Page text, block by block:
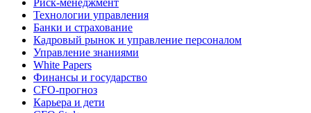
Риск-менеджмент
Технологии управления
Банки и страхование
Кадровый рынок и управление персоналом
Управление знаниями
White Papers
Финансы и государство
CFO-прогноз
Карьера и дети